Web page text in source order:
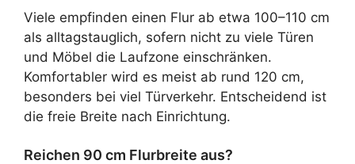
Viele empfinden einen Flur ab etwa 100–110 cm
als alltagstauglich, sofern nicht zu viele Türen
und Möbel die Laufzone einschränken.
Komfortabler wird es meist ab rund 120 cm,
besonders bei viel Türverkehr. Entscheidend ist
die freie Breite nach Einrichtung.
Reichen 90 cm Flurbreite aus?